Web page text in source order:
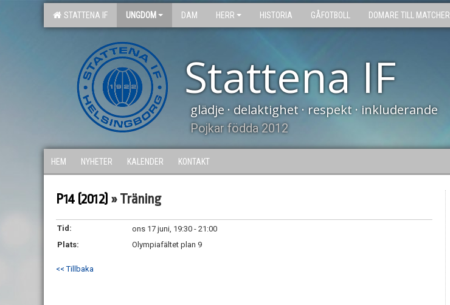
STATTENA IF UNGDOM DAM HERR HISTORIA GÅFOTBOLL DOMARE TILL MATCHER.
Stattena IF
glädje · delaktighet · respekt · inkluderande
Pojkar födda 2012
HEM NYHETER KALENDER KONTAKT
P14 (2012) » Träning
Tid:
ons 17 juni, 19:30 - 21:00
Plats:
Olympiafältet plan 9
<< Tillbaka